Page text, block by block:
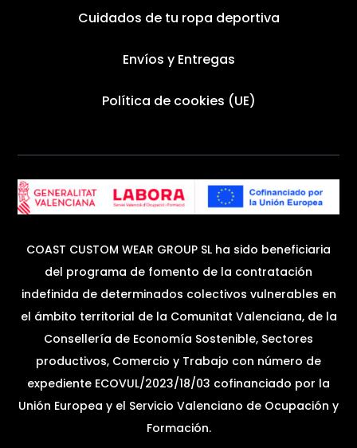
Cuidados de tu ropa deportiva
Envíos y Entregas
Política de cookies (UE)
COAST CUSTOM WEAR GROUP SL ha sido beneficiaria
del programa de fomento de la contratación
indefinida de determinados colectivos vulnerables en
el ámbito territorial de la Comunitat Valenciana, de la
Consellería de Economía Sostenible, Sectores
productivos, Comercio y Trabajo con número de
expediente ECOVUL/2023/18/03 cofinanciado por la
Unión Europea y el Servicio Valenciano de Ocupación y
Formación.